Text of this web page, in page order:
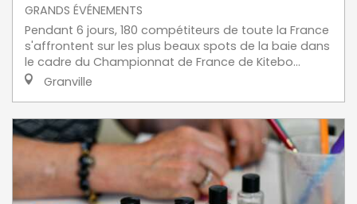
GRANDS ÉVÉNEMENTS
Pendant 6 jours, 180 compétiteurs de toute la France
s'affrontent sur les plus beaux spots de la baie dans
le cadre du Championnat de France de Kitebo...
Granville